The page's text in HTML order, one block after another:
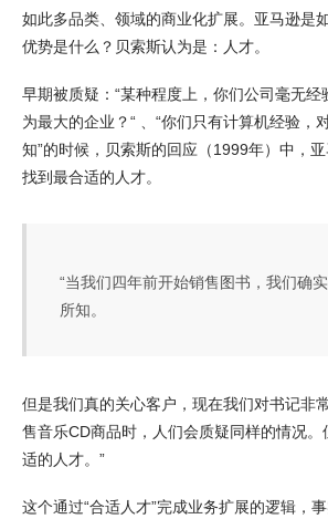
如此多品类、领域的商业化扩展。亚马逊是
优势是什么？贝索斯认为是：人才。
早期被质疑：“某种程度上，你们公司毫无
为最大的企业？“ 、“你们只有计算机经验，
知”的时候，贝索斯的回应（1999年）中，
找到最合适的人才。
“当我们四年前开始销售图书，我们确
所知。
但是我们真的关心客户，现在我们对书记非
售音乐CD商品时，人们会质疑同样的情况。
适的人才。”
这个通过“合适人才”完成业务扩展的逻辑，